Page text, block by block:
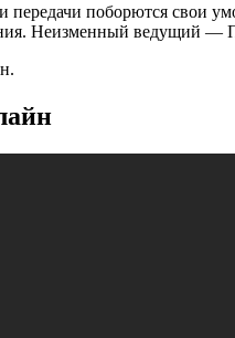
поборются свои
Неизменный ведущий —